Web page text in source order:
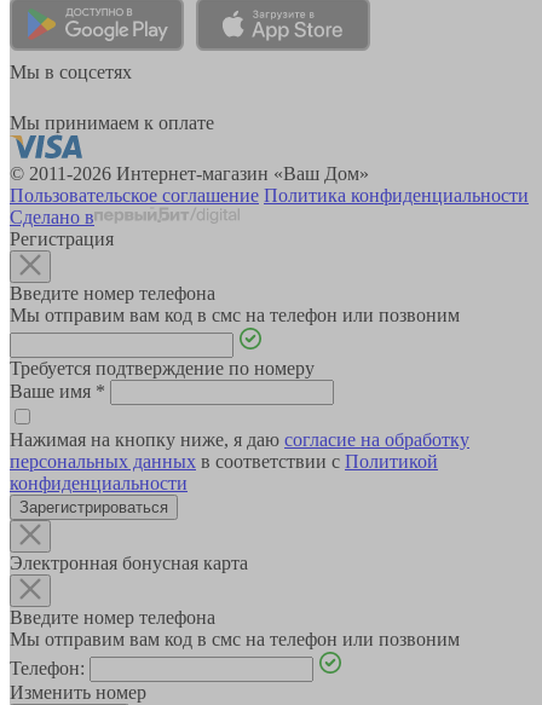
Мы в соцсетях
Мы принимаем к оплате
© 2011-2026 Интернет-магазин «Ваш Дом»
Пользовательское соглашение Политика конфиденциальности
Сделано в
Регистрация
Введите номер телефона
Мы отправим вам код в смс на телефон или позвоним
Требуется подтверждение по номеру
Ваше имя *
Нажимая на кнопку ниже, я даю согласие на обработку
персональных данных в соответствии с Политикой
конфиденциальности
Зарегистрироваться
Электронная бонусная карта
Введите номер телефона
Мы отправим вам код в смс на телефон или позвоним
Телефон:
Изменить номер